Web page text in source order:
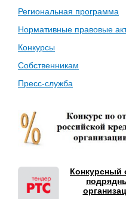
Региональная программа
Нормативные правовые
Конкурсы
Собственникам
Пресс-служба
Конкурсный